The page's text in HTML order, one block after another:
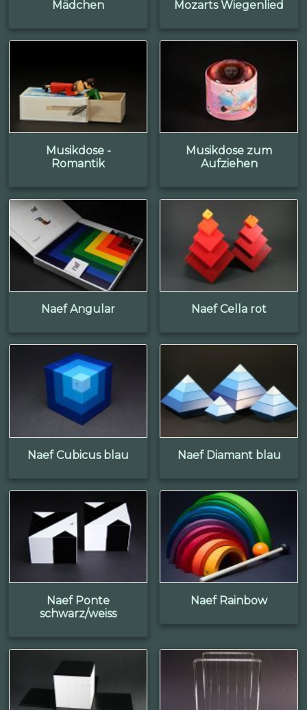
Mädchen
Mozarts Wiegenlied
Musikdose -
Romantik
Musikdose zum
Aufziehen
Naef Angular Naef Cella rot
Naef Cubicus blau Naef Diamant blau
Naef Ponte
schwarz/weiss
Naef Rainbow